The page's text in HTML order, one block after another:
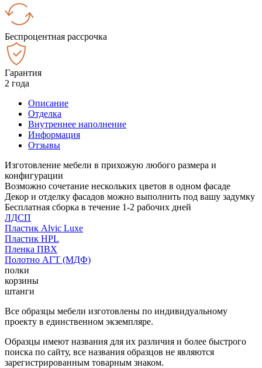
Беспроцентная рассрочка
Гарантия
2 года
Описание
Отделка
Внутреннее наполнение
Информация
Отзывы
Изготовление мебели в прихожую любого размера и
конфигурации
Возможно сочетание нескольких цветов в одном фасаде
Декор и отделку фасадов можно выполнить под вашу задумку
Бесплатная сборка в течение 1-2 рабочих дней
ЛДСП
Пластик Alvic Luxe
Пластик HPL
Пленка ПВХ
Полотно АГТ (МДФ)
полки
корзины
штанги
Все образцы мебели изготовлены по индивидуальному
проекту в единственном экземпляре.
Образцы имеют названия для их различия и более быстрого
поиска по сайту, все названия образцов не являются
зарегистрированным товарным знаком.